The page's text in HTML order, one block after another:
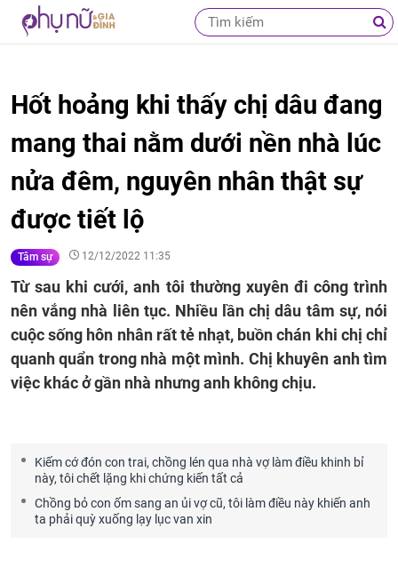
Hốt hoảng khi thấy chị dâu đang
mang thai nằm dưới nền nhà lúc
nửa đêm, nguyên nhân thật sự
được tiết lộ
Tâm sự 12/12/2022 11:35
Từ sau khi cưới, anh tôi thường xuyên đi công trình
nên vắng nhà liên tục. Nhiều lần chị dâu tâm sự, nói
cuộc sống hôn nhân rất tẻ nhạt, buồn chán khi chị chỉ
quanh quẩn trong nhà một mình. Chị khuyên anh tìm
việc khác ở gần nhà nhưng anh không chịu.
Kiếm cớ đón con trai, chồng lén qua nhà vợ làm điều khinh bỉ
này, tôi chết lặng khi chứng kiến tất cả
Chồng bỏ con ốm sang an ủi vợ cũ, tôi làm điều này khiến anh
ta phải quỳ xuống lạy lục van xin